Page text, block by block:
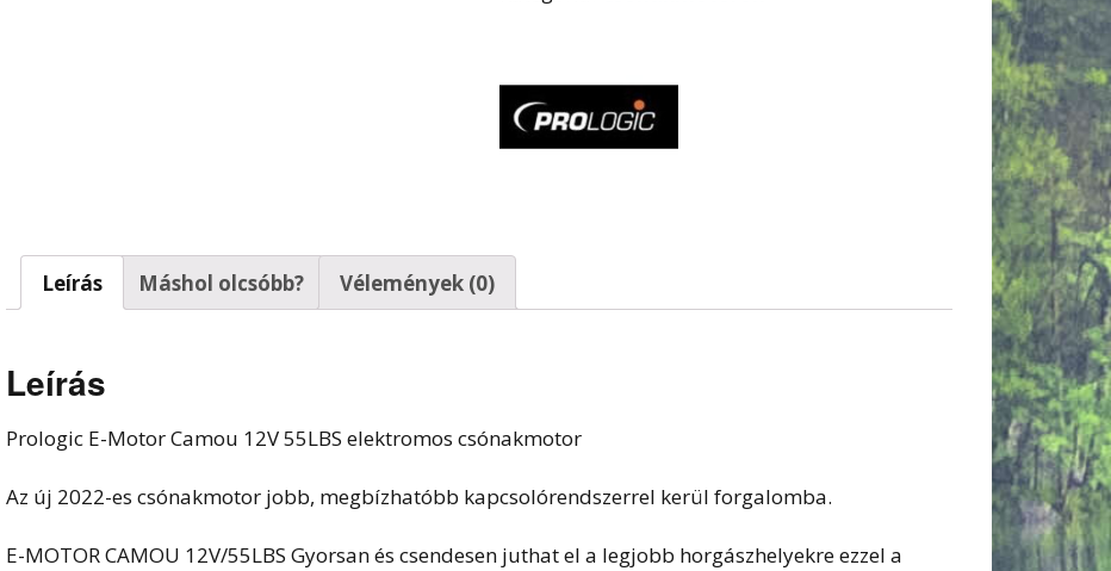
Leírás Máshol olcsóbb? Vélemények (0)
Leírás
Prologic E-Motor Camou 12V 55LBS elektromos csónakmotor
Az új 2022-es csónakmotor jobb, megbízhatóbb kapcsolórendszerrel kerül forgalomba.
E-MOTOR CAMOU 12V/55LBS Gyorsan és csendesen juthat el a legjobb horgászhelyekre ezzel a